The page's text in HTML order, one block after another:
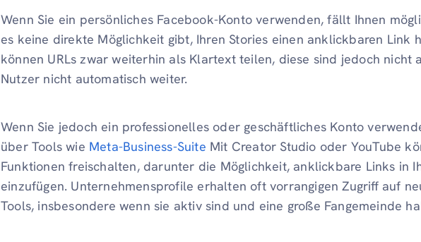
Wenn Sie ein persönliches Facebook-Konto verwenden, fällt Ihnen
es keine direkte Möglichkeit gibt, Ihren Stories einen anklickbaren Link
können URLs zwar weiterhin als Klartext teilen, diese sind jedoch nicht
Nutzer nicht automatisch weiter.
Wenn Sie jedoch ein professionelles oder geschäftliches Konto
über Tools wie Meta-Business-Suite Mit Creator Studio oder YouTube
Funktionen freischalten, darunter die Möglichkeit, anklickbare Links in
einzufügen. Unternehmensprofile erhalten oft vorrangigen Zugriff auf
Tools, insbesondere wenn sie aktiv sind und eine große Fangemeinde